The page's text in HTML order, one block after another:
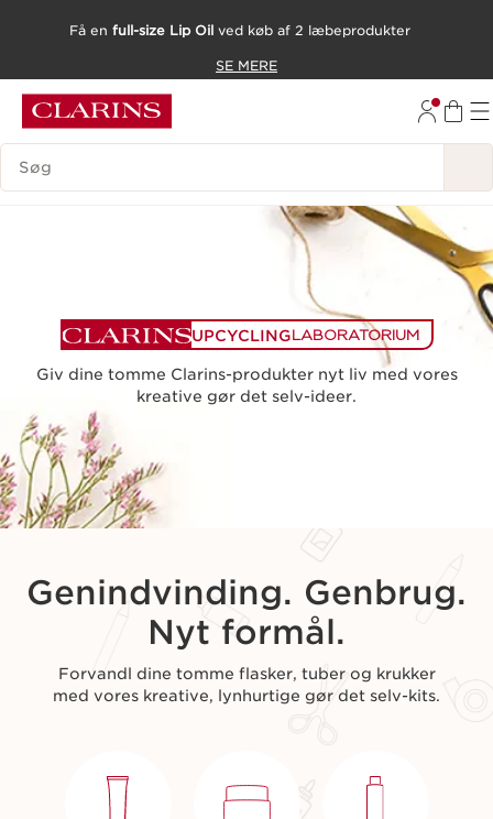
HOP TIL INDHOLD
GÅ TIL BUND
Få en full-size Lip Oil ved køb af 2 læbeprodukter
SE MERE
SØGEVINDUE
UPCYCLING LABORATORIUM
Giv dine tomme Clarins-produkter nyt liv med vores
kreative gør det selv-ideer.
Genindvinding. Genbrug.
Nyt formål.
Forvandl dine tomme flasker, tuber og krukker
med vores kreative, lynhurtige gør det selv-kits.